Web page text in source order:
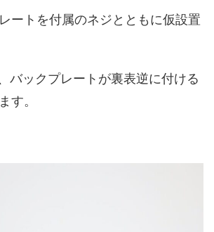
ートを付属のネジとともに仮設置
バックプレートが裏表逆に付ける
す。